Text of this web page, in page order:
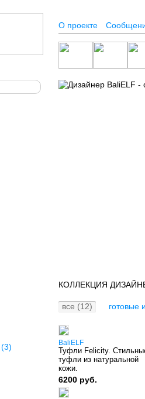
О проекте
(3)
КОЛЛЕКЦИЯ
все (12) готовые
BaliELF
Туфли Felicity.
туфли из натуральной
кожи.
6200 руб.